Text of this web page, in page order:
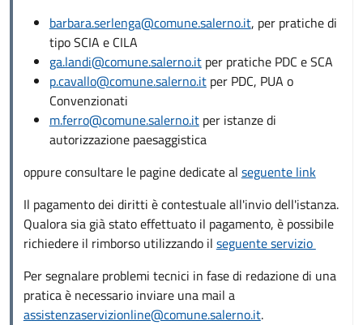
barbara.serlenga@comune.salerno.it, per pratiche di
tipo SCIA e CILA
ga.landi@comune.salerno.itper pratiche PDC e SCA
p.cavallo@comune.salerno.itper PDC, PUA o
Convenzionati
m.ferro@comune.salerno.itper istanze di
autorizzazione paesaggistica
oppure consultare le pagine dedicate al seguente link
Il pagamento dei diritti è contestuale all'invio dell'istanza.
Qualora sia già stato effettuato il pagamento, è possibile
richiedere il rimborso utilizzando il seguente servizio
Per segnalare problemi tecnici in fase di redazione di una
pratica è necessario inviare una mail a
assistenzaservizionline@comune.salerno.it.